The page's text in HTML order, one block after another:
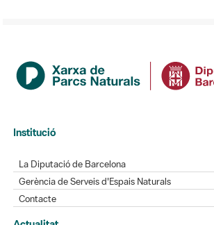
Institució
La Diputació de Barcelona
Gerència de Serveis d'Espais Naturals
Contacte